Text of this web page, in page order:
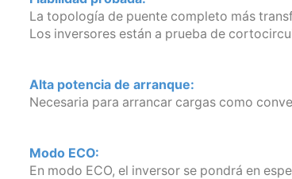
La topología de puente completo más
Los inversores están a prueba de
Alta potencia de arranque:
Necesaria para arrancar cargas como
Modo ECO:
En modo ECO, el inversor se pondrá en